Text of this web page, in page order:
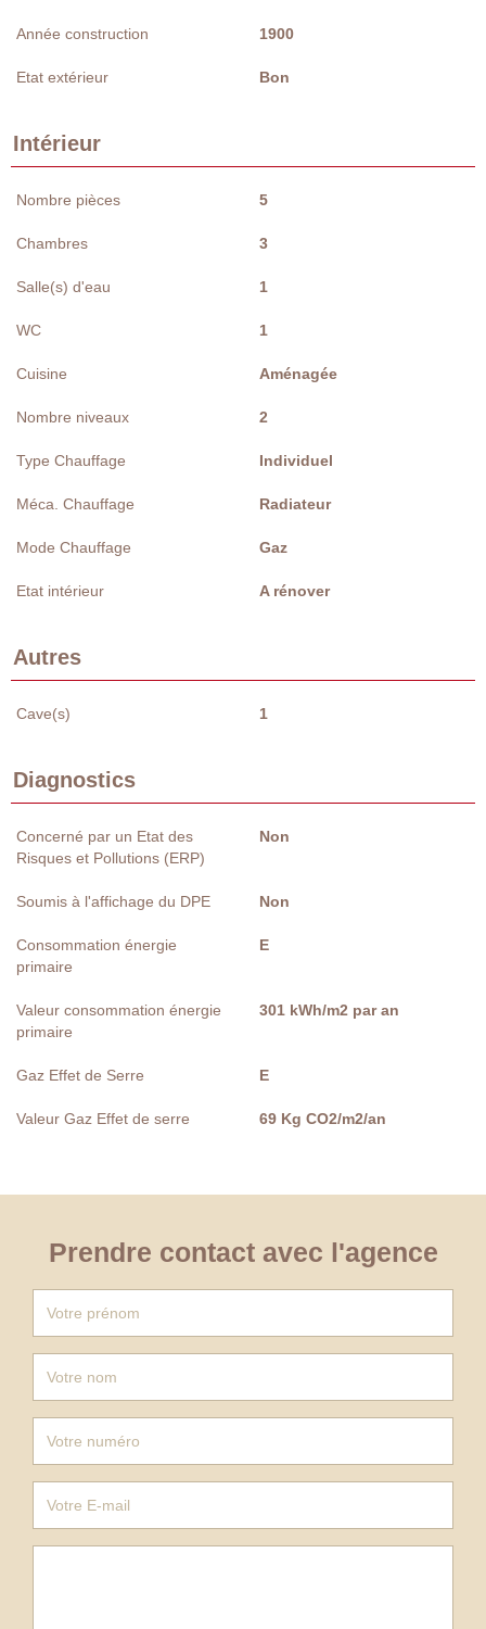
Année construction 1900
Etat extérieur Bon
Intérieur
Nombre pièces 5
Chambres 3
Salle(s) d'eau 1
WC 1
Cuisine Aménagée
Nombre niveaux 2
Type Chauffage Individuel
Méca. Chauffage Radiateur
Mode Chauffage Gaz
Etat intérieur A rénover
Autres
Cave(s) 1
Diagnostics
Concerné par un Etat des
Risques et Pollutions (ERP)
Non
Soumis à l'affichage du DPE Non
Consommation énergie
primaire
E
Valeur consommation énergie
primaire
301 kWh/m2 par an
Gaz Effet de Serre E
Valeur Gaz Effet de serre 69 Kg CO2/m2/an
Prendre contact avec l'agence